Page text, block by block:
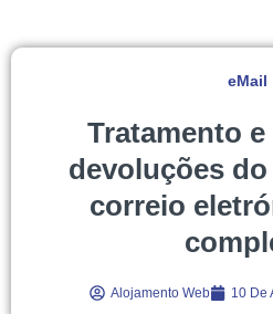
eMail
Tratamento
devoluções
correio
Alojamento Web 10 De